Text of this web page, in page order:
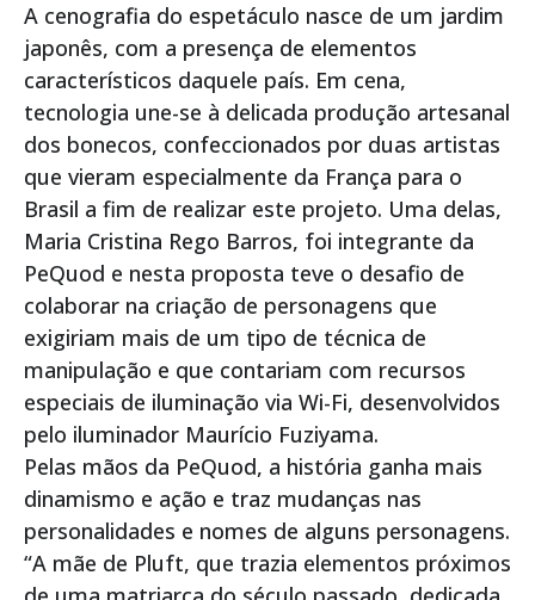
A cenografia do espetáculo nasce de um jardim
japonês, com a presença de elementos
característicos daquele país. Em cena,
tecnologia une-se à delicada produção artesanal
dos bonecos, confeccionados por duas artistas
que vieram especialmente da França para o
Brasil a fim de realizar este projeto. Uma delas,
Maria Cristina Rego Barros, foi integrante da
PeQuod e nesta proposta teve o desafio de
colaborar na criação de personagens que
exigiriam mais de um tipo de técnica de
manipulação e que contariam com recursos
especiais de iluminação via Wi-Fi, desenvolvidos
pelo iluminador Maurício Fuziyama.
Pelas mãos da PeQuod, a história ganha mais
dinamismo e ação e traz mudanças nas
personalidades e nomes de alguns personagens.
“A mãe de Pluft, que trazia elementos próximos